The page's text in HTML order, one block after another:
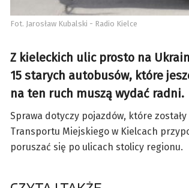
Fot. Jarosław Kubalski - Radio Kielce
Z kieleckich ulic prosto na
15 starych autobusów, które
na ten ruch muszą wydać radni.
Sprawa dotyczy pojazdów, które
Transportu Miejskiego w Kielcach
poruszać się po ulicach stolicy regionu.